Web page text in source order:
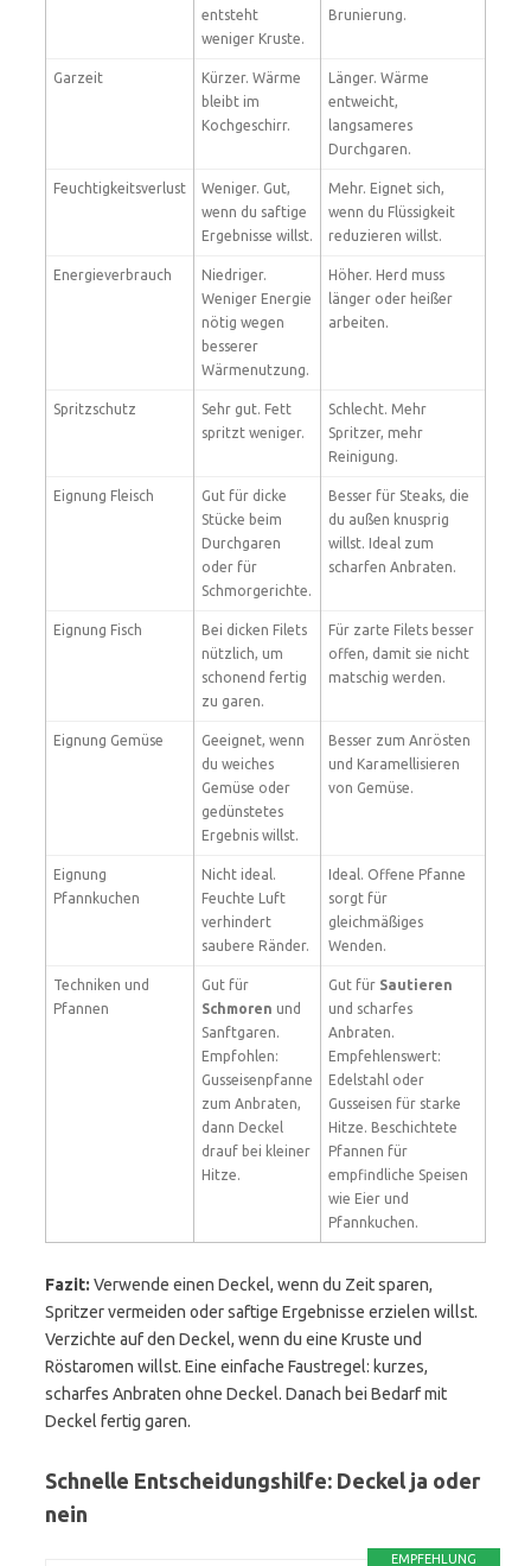
entsteht
weniger Kruste.
Brunierung.
Garzeit
Kürzer. Wärme
bleibt im
Kochgeschirr.
Länger. Wärme
entweicht,
langsameres
Durchgaren.
Feuchtigkeitsverlust
Weniger. Gut,
wenn du saftige
Ergebnisse willst.
Mehr. Eignet sich,
wenn du Flüssigkeit
reduzieren willst.
Energieverbrauch
Niedriger.
Weniger Energie
nötig wegen
besserer
Wärmenutzung.
Höher. Herd muss
länger oder heißer
arbeiten.
Spritzschutz
Sehr gut. Fett
spritzt weniger.
Schlecht. Mehr
Spritzer, mehr
Reinigung.
Eignung Fleisch
Gut für dicke
Stücke beim
Durchgaren
oder für
Schmorgerichte.
Besser für Steaks, die
du außen knusprig
willst. Ideal zum
scharfen Anbraten.
Eignung Fisch
Bei dicken Filets
nützlich, um
schonend fertig
zu garen.
Für zarte Filets besser
offen, damit sie nicht
matschig werden.
Eignung Gemüse
Geeignet, wenn
du weiches
Gemüse oder
gedünstetes
Ergebnis willst.
Besser zum Anrösten
und Karamellisieren
von Gemüse.
Eignung
Pfannkuchen
Nicht ideal.
Feuchte Luft
verhindert
saubere Ränder.
Ideal. Offene Pfanne
sorgt für
gleichmäßiges
Wenden.
Techniken und
Pfannen
Gut für
Schmoren und
Sanftgaren.
Empfohlen:
Gusseisenpfanne
zum Anbraten,
dann Deckel
drauf bei kleiner
Hitze.
Gut für Sautieren
und scharfes
Anbraten.
Empfehlenswert:
Edelstahl oder
Gusseisen für starke
Hitze. Beschichtete
Pfannen für
empfindliche Speisen
wie Eier und
Pfannkuchen.
Fazit: Verwende einen Deckel, wenn du Zeit sparen,
Spritzer vermeiden oder saftige Ergebnisse erzielen willst.
Verzichte auf den Deckel, wenn du eine Kruste und
Röstaromen willst. Eine einfache Faustregel: kurzes,
scharfes Anbraten ohne Deckel. Danach bei Bedarf mit
Deckel fertig garen.
Schnelle Entscheidungshilfe: Deckel ja oder
nein
EMPFEHLUNG